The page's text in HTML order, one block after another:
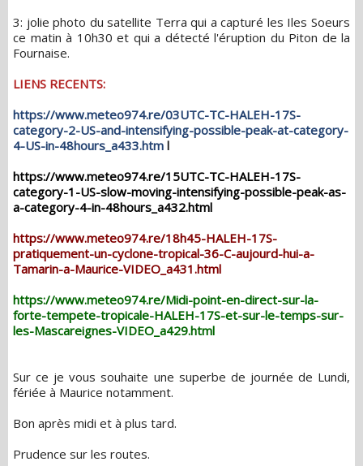
3: jolie photo du satellite Terra qui a capturé les Iles Soeurs
ce matin à 10h30 et qui a détecté l'éruption du Piton de la
Fournaise.
LIENS RECENTS:
https://www.meteo974.re/03UTC-TC-HALEH-17S-
category-2-US-and-intensifying-possible-peak-at-category-
4-US-in-48hours_a433.htm l
https://www.meteo974.re/15UTC-TC-HALEH-17S-
category-1-US-slow-moving-intensifying-possible-peak-as-
a-category-4-in-48hours_a432.html
https://www.meteo974.re/18h45-HALEH-17S-
pratiquement-un-cyclone-tropical-36-C-aujourd-hui-a-
Tamarin-a-Maurice-VIDEO_a431.html
https://www.meteo974.re/Midi-point-en-direct-sur-la-
forte-tempete-tropicale-HALEH-17S-et-sur-le-temps-sur-
les-Mascareignes-VIDEO_a429.html
Sur ce je vous souhaite une superbe de journée de Lundi,
fériée à Maurice notamment.
Bon après midi et à plus tard.
Prudence sur les routes.